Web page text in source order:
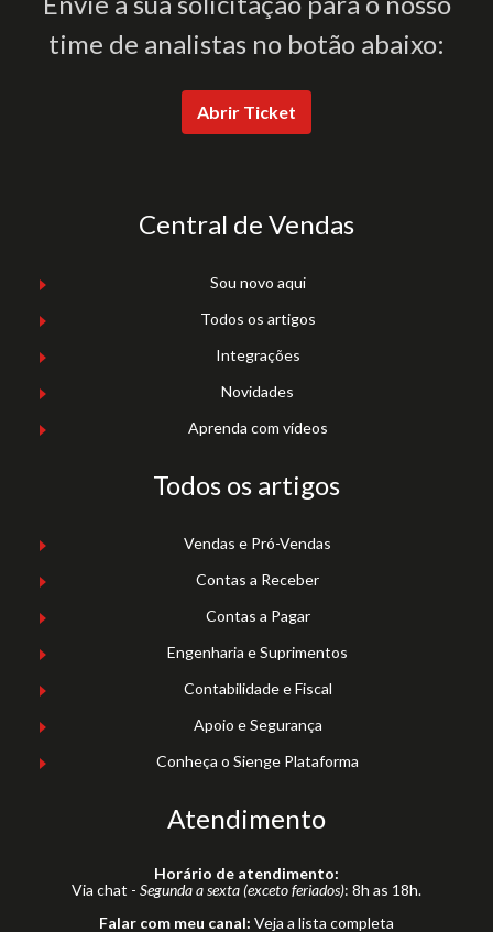
time de analistas no botão abaixo:
Abrir Ticket
Central de Vendas
Sou novo aqui
Todos os artigos
Integrações
Novidades
Aprenda com vídeos
Todos os artigos
Vendas e Pró-Vendas
Contas a Receber
Contas a Pagar
Engenharia e Suprimentos
Contabilidade e Fiscal
Apoio e Segurança
Conheça o Sienge Plataforma
Atendimento
Horário de atendimento:
Via chat - Segunda a sexta (exceto feriados): 8h as 18h.
Falar com meu canal: Veja a lista completa